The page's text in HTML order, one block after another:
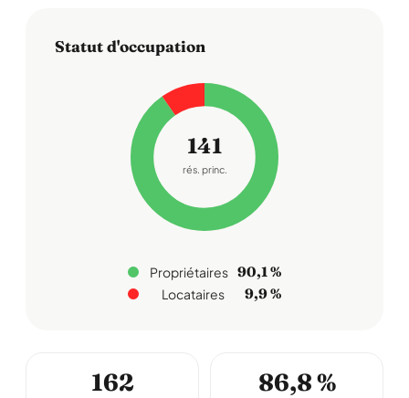
Statut d'occupation
141
rés. princ.
Propriétaires 90,1 %
Locataires 9,9 %
162 86,8 %